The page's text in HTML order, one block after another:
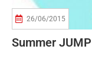
26/06/2015
Summer